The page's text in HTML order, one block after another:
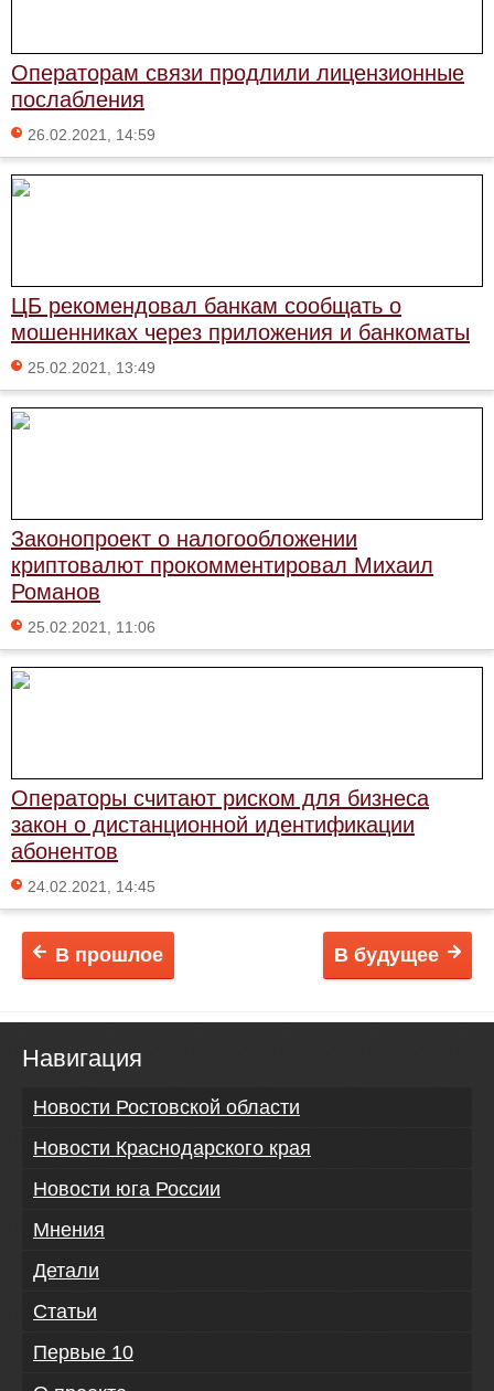
Операторам связи продлили лицензионные
послабления
26.02.2021, 14:59
ЦБ рекомендовал банкам сообщать о
мошенниках через приложения и банкоматы
25.02.2021, 13:49
Законопроект о налогообложении
криптовалют прокомментировал Михаил
Романов
25.02.2021, 11:06
Операторы считают риском для бизнеса
закон о дистанционной идентификации
абонентов
24.02.2021, 14:45
В будущее
В прошлое
Навигация
Новости Ростовской области
Новости Краснодарского края
Новости юга России
Мнения
Детали
Статьи
Первые 10